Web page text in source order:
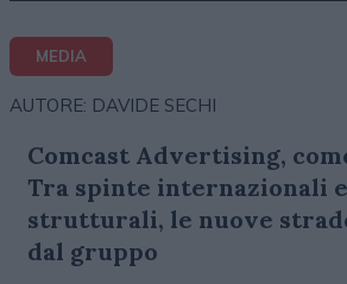
MEDIA
AUTORE: DAVIDE SECHI
Comcast Advertising,
Tra spinte internazionali
strutturali, le nuove
dal gruppo